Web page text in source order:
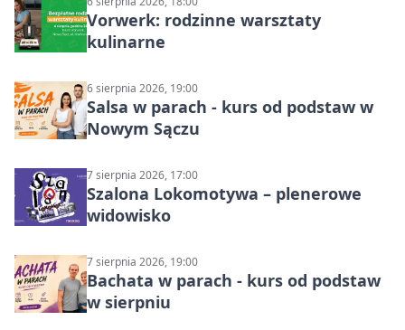
Vorwerk: rodzinne warsztaty
kulinarne
6 sierpnia 2026, 19:00
Salsa w parach - kurs od podstaw w
Nowym Sączu
7 sierpnia 2026, 17:00
Szalona Lokomotywa – plenerowe
widowisko
7 sierpnia 2026, 19:00
Bachata w parach - kurs od podstaw
w sierpniu